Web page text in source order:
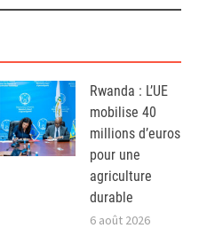
Rwanda : L’UE
mobilise 40
millions d’euros
pour une
agriculture
durable
6 août 2026